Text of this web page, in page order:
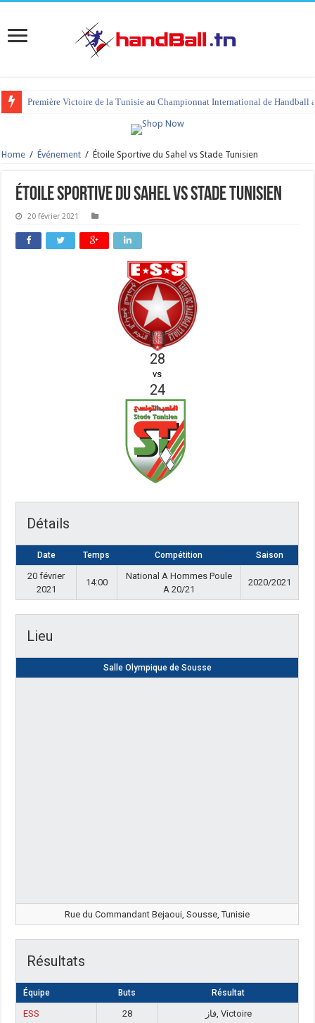
Première Victoire de la Tunisie au Championnat International de Handball
Home / Événement / Étoile Sportive du Sahel vs Stade Tunisien
Étoile Sportive du Sahel vs Stade Tunisien
20 février 2021
28
vs
24
Détails
Date Temps Compétition Saison
20 février
2021
14:00
National A Hommes Poule
A 20/21
2020/2021
Lieu
Salle Olympique de Sousse
Rue du Commandant Bejaoui, Sousse, Tunisie
Résultats
Équipe Buts Résultat
ESS 28
فاز, Victoire